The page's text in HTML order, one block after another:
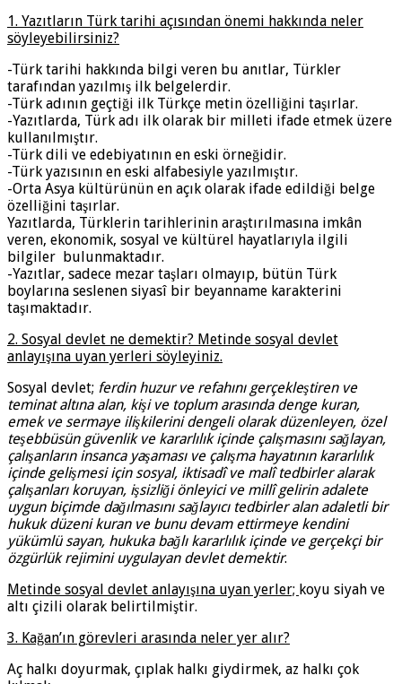
1. Yazıtların Türk tarihi açısından önemi hakkında neler
söyleyebilirsiniz?
-Türk tarihi hakkında bilgi veren bu anıtlar, Türkler
tarafından yazılmış ilk belgelerdir.
-Türk adının geçtiği ilk Türkçe metin özelliğini taşırlar.
-Yazıtlarda, Türk adı ilk olarak bir milleti ifade etmek üzere
kullanılmıştır.
-Türk dili ve edebiyatının en eski örneğidir.
-Türk yazısının en eski alfabesiyle yazılmıştır.
-Orta Asya kültürünün en açık olarak ifade edildiği belge
özelliğini taşırlar.
Yazıtlarda, Türklerin tarihlerinin araştırılmasına imkân
veren, ekonomik, sosyal ve kültürel hayatlarıyla ilgili
bilgiler bulunmaktadır.
-Yazıtlar, sadece mezar taşları olmayıp, bütün Türk
boylarına seslenen siyasî bir beyanname karakterini
taşımaktadır.
2. Sosyal devlet ne demektir? Metinde sosyal devlet
anlayışına uyan yerleri söyleyiniz.
Sosyal devlet; ferdin huzur ve refahını gerçekleştiren ve
teminat altına alan, kişi ve toplum arasında denge kuran,
emek ve sermaye ilişkilerini dengeli olarak düzenleyen, özel
teşebbüsün güvenlik ve kararlılık içinde çalışmasını sağlayan,
çalışanların insanca yaşaması ve çalışma hayatının kararlılık
içinde gelişmesi için sosyal, iktisadî ve malî tedbirler alarak
çalışanları koruyan, işsizliği önleyici ve millî gelirin adalete
uygun biçimde dağılmasını sağlayıcı tedbirler alan adaletli bir
hukuk düzeni kuran ve bunu devam ettirmeye kendini
yükümlü sayan, hukuka bağlı kararlılık içinde ve gerçekçi bir
özgürlük rejimini uygulayan devlet demektir.
Metinde sosyal devlet anlayışına uyan yerler; koyu siyah ve
altı çizili olarak belirtilmiştir.
3. Kağan’ın görevleri arasında neler yer alır?
Aç halkı doyurmak, çıplak halkı giydirmek, az halkı çok